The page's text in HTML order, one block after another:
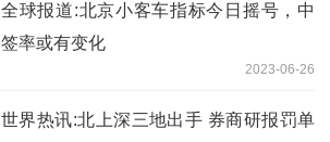
全球报道:北京小客车指标今日摇号，中
签率或有变化
2023-06-26
世界热讯:北上深三地出手 券商研报罚单